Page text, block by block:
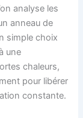
analyse les
anneau de
simple choix
une
chaleurs,
pour libérer
constante.